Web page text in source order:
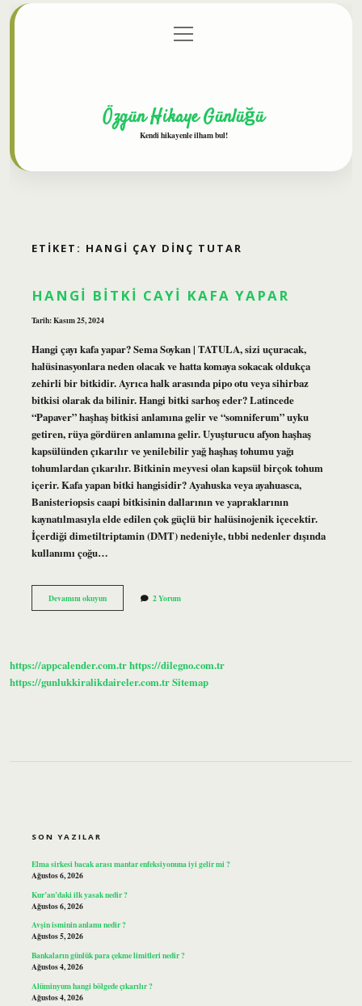
Gizlilik Politikası
menüyü
aç
Özgün Hikaye Günlüğü
Kendi hikayenle ilham bul!
ETIKET: HANGI ÇAY DINÇ TUTAR
HANGI BITKI CAYI KAFA YAPAR
Tarih: Kasım 25, 2024
Hangi çayı kafa yapar? Sema Soykan | TATULA, sizi uçuracak,
halüsinasyonlara neden olacak ve hatta komaya sokacak oldukça
zehirli bir bitkidir. Ayrıca halk arasında pipo otu veya sihirbaz
bitkisi olarak da bilinir. Hangi bitki sarhoş eder? Latincede
“Papaver” haşhaş bitkisi anlamına gelir ve “somniferum” uyku
getiren, rüya gördüren anlamına gelir. Uyuşturucu afyon haşhaş
kapsülünden çıkarılır ve yenilebilir yağ haşhaş tohumu yağı
tohumlardan çıkarılır. Bitkinin meyvesi olan kapsül birçok tohum
içerir. Kafa yapan bitki hangisidir? Ayahuska veya ayahuasca,
Banisteriopsis caapi bitkisinin dallarının ve yapraklarının
kaynatılmasıyla elde edilen çok güçlü bir halüsinojenik içecektir.
İçerdiği dimetiltriptamin (DMT) nedeniyle, tıbbi nedenler dışında
kullanımı çoğu…
Devamını okuyunHangi
Bitki
2 Yorum
https://appcalender.com.trhttps://dilegno.com.tr
https://gunlukkiralikdaireler.com.trSitemap
SON YAZILAR
Elma sirkesi bacak arası mantar enfeksiyonuna iyi gelir mi ?
Ağustos 6, 2026
Kur’an’daki ilk yasak nedir ?
Ağustos 6, 2026
Avşin isminin anlamı nedir ?
Ağustos 5, 2026
Bankaların günlük para çekme limitleri nedir ?
Ağustos 4, 2026
Alüminyum hangi bölgede çıkarılır ?
Ağustos 4, 2026